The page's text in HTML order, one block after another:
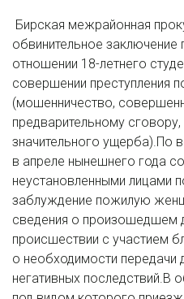
Бирская межрайонная
обвинительное заключение
отношении 18-летнего
совершении преступления
(мошенничество,
предварительному
значительного ущерба).По
в апреле нынешнего года
неустановленными лицами
заблуждение пожилую
сведения о произошедшем
происшествии с участием
о необходимости передачи
негативных последствий.В